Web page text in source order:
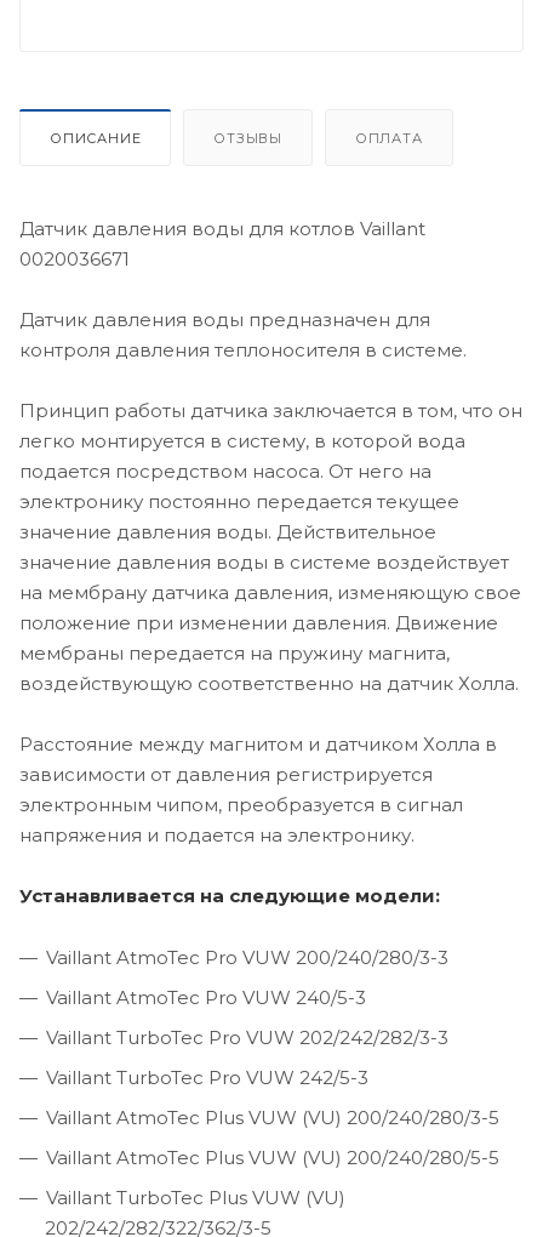
ОПИСАНИЕ ОТЗЫВЫ ОПЛАТА
Датчик давления воды для котлов Vaillant
0020036671
Датчик давления воды предназначен для
контроля давления теплоносителя в системе.
Принцип работы датчика заключается в том, что он
легко монтируется в систему, в которой вода
подается посредством насоса. От него на
электронику постоянно передается текущее
значение давления воды. Действительное
значение давления воды в системе воздействует
на мембрану датчика давления, изменяющую свое
положение при изменении давления. Движение
мембраны передается на пружину магнита,
воздействующую соответственно на датчик Холла.
Расстояние между магнитом и датчиком Холла в
зависимости от давления регистрируется
электронным чипом, преобразуется в сигнал
напряжения и подается на электронику.
Устанавливается на следующие модели:
Vaillant AtmoTec Pro VUW 200/240/280/3-3
Vaillant AtmoTec Pro VUW 240/5-3
Vaillant TurboTec Pro VUW 202/242/282/3-3
Vaillant TurboTec Pro VUW 242/5-3
Vaillant AtmoTec Plus VUW (VU) 200/240/280/3-5
Vaillant AtmoTec Plus VUW (VU) 200/240/280/5-5
Vaillant TurboTec Plus VUW (VU)
202/242/282/322/362/3-5